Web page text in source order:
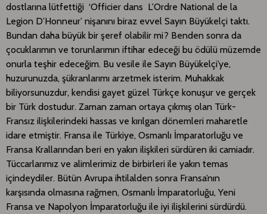
dostlarına lütfettiği ‘Officier dans L'Ordre National de la
Legion D’Honneur’ nişanını biraz evvel Sayın Büyükelçi taktı.
Bundan daha büyük bir şeref olabilir mi? Benden sonra da
çocuklarımın ve torunlarımın iftihar edeceği bu ödülü müzemde
onurla teşhir edeceğim. Bu vesile ile Sayın Büyükelçi’ye,
huzurunuzda, şükranlarımı arzetmek isterim. Muhakkak
biliyorsunuzdur, kendisi gayet güzel Türkçe konuşur ve gerçek
bir Türk dostudur. Zaman zaman ortaya çıkmış olan Türk-
Fransız ilişkilerindeki hassas ve kırılgan dönemleri maharetle
idare etmiştir. Fransa ile Türkiye, Osmanlı İmparatorluğu ve
Fransa Krallarından beri en yakın ilişkileri sürdüren iki camiadır.
Tüccarlarımız ve alimlerimiz de birbirleri ile yakın temas
içindeydiler. Bütün Avrupa ihtilalden sonra Fransa’nın
karşısında olmasına rağmen, Osmanlı İmparatorluğu, Yeni
Fransa ve Napolyon İmparatorluğu ile iyi ilişkilerini sürdürdü.